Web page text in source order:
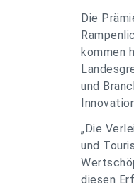
Die
kommen
und
„Die
und
diesen